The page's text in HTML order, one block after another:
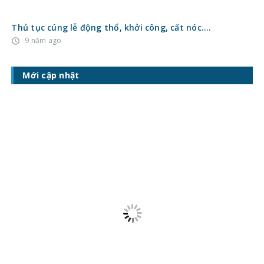
Thủ tục cúng lễ động thổ, khởi công, cất nóc….
access_time 9 năm ago
Mới cập nhật